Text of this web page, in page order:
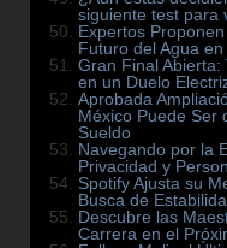
siguiente test para
Expertos
Futuro del Agua
Gran Final Abierta:
en un Duelo
Aprobada
México Puede Ser
Sueldo
Navegando por la
Privacidad y
Spotify Ajusta su
Busca de
Descubre las
Carrera en el